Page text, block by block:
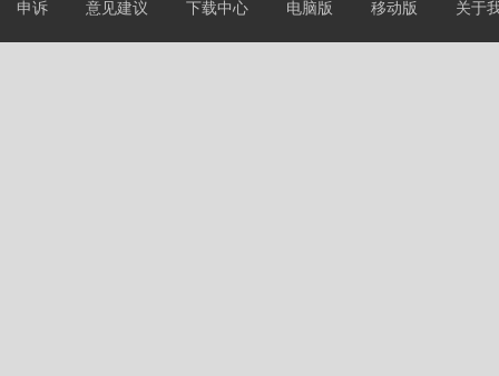
申诉 意见建议 下载中心 电脑版 移动版 关于